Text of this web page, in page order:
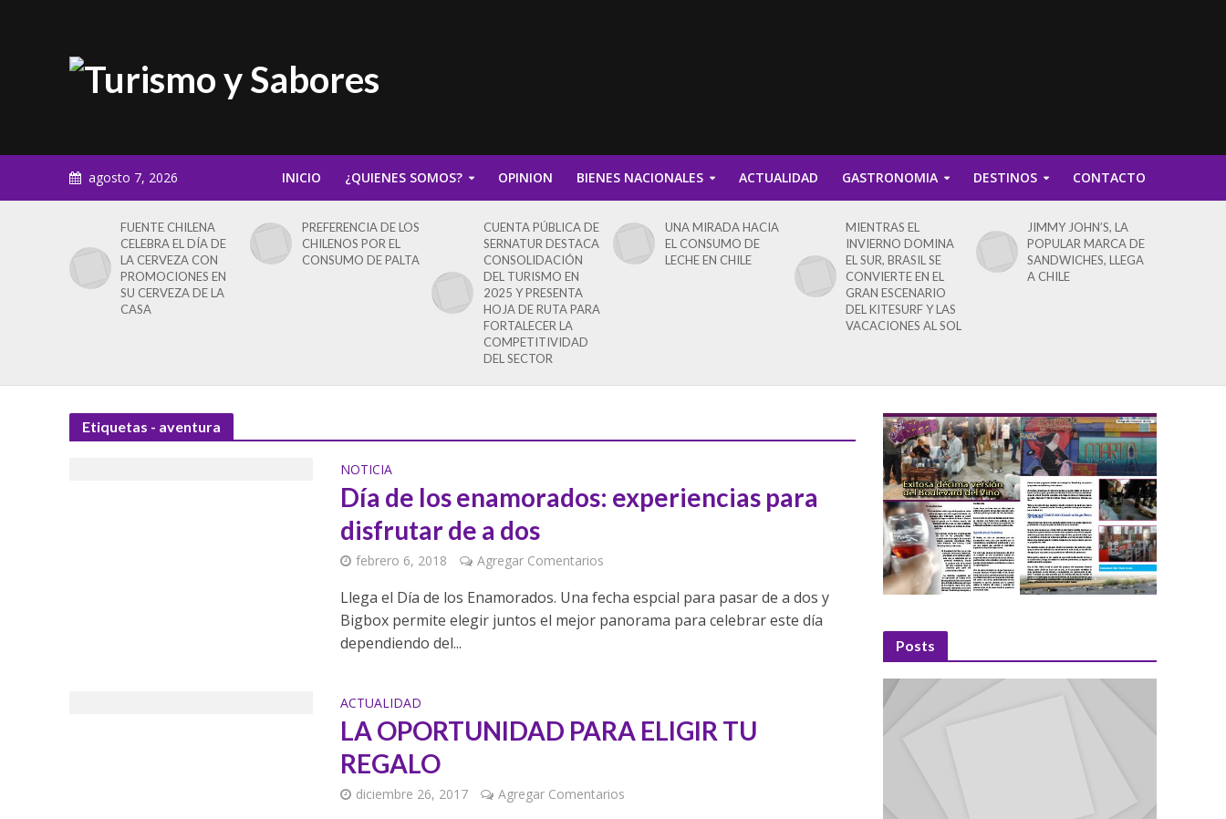
agosto 7, 2026 INICIO ¿QUIENES SOMOS? OPINION BIENES NACIONALES ACTUALIDAD GASTRONOMIA DESTINOS CONTACTO
FUENTE CHILENA
CELEBRA EL DÍA DE
LA CERVEZA CON
PROMOCIONES EN
SU CERVEZA DE LA
CASA
PREFERENCIA DE LOS
CHILENOS POR EL
CONSUMO DE PALTA
CUENTA PÚBLICA DE
SERNATUR DESTACA
CONSOLIDACIÓN
DEL TURISMO EN
2025 Y PRESENTA
HOJA DE RUTA PARA
FORTALECER LA
COMPETITIVIDAD
DEL SECTOR
UNA MIRADA HACIA
EL CONSUMO DE
LECHE EN CHILE
MIENTRAS EL
INVIERNO DOMINA
EL SUR, BRASIL SE
CONVIERTE EN EL
GRAN ESCENARIO
DEL KITESURF Y LAS
VACACIONES AL SOL
JIMMY JOHN’S, LA
POPULAR MARCA DE
SANDWICHES, LLEGA
A CHILE
Etiquetas - aventura
NOTICIA
Día de los enamorados: experiencias para
disfrutar de a dos
febrero 6, 2018 Agregar Comentarios
Llega el Día de los Enamorados. Una fecha espcial para pasar de a dos y
Bigbox permite elegir juntos el mejor panorama para celebrar este día
dependiendo del...
ACTUALIDAD
LA OPORTUNIDAD PARA ELIGIR TU
REGALO
diciembre 26, 2017 Agregar Comentarios
Posts